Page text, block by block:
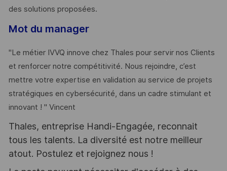
des solutions proposées.
Mot du manager
"Le métier IVVQ innove chez Thales pour servir nos Clients
et renforcer notre compétitivité. Nous rejoindre, c’est
mettre votre expertise en validation au service de projets
stratégiques en cybersécurité, dans un cadre stimulant et
innovant ! " Vincent
Thales, entreprise Handi-Engagée, reconnait
tous les talents. La diversité est notre meilleur
atout. Postulez et rejoignez nous !